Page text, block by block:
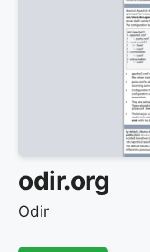
odir.org
Odir